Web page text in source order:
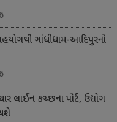
ગાંધીધામ-આદિપુરનો
લાઈન કચ્છના પોર્ટ, ઉદ્યોગ